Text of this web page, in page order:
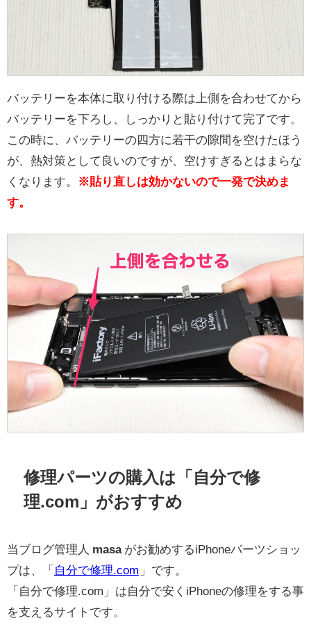
バッテリーを本体に取り付ける際は上側を合わせてから
バッテリーを下ろし、しっかりと貼り付けて完了です。
この時に、バッテリーの四方に若干の隙間を空けたほう
が、熱対策として良いのですが、空けすぎるとはまらな
くなります。
※貼り直しは効かないので一発で決めま
す。
修理パーツの購入は「自分で修
理.com」がおすすめ
当ブログ管理人 masa がお勧めするiPhoneパーツショッ
プは、「 自分で修理.com 」です。
「自分で修理.com」は自分で安くiPhoneの修理をする事
を支えるサイトです。